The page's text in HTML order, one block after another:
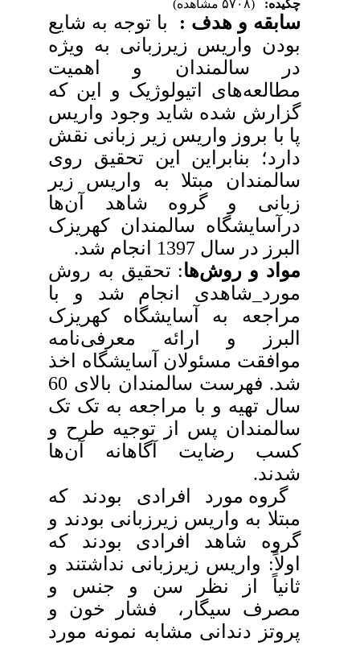
چکیده:
سابقه و هدف : با توجه به شایع
بودن واریس زیرزبانی به ویژه
در سالمندان و اهمیت
مطالعههای اتیولوژیک و این که
گزارش شده شایدوجودواریس
پا با بروز واریس زیر زبانی نقش
دارد؛ بنابراین این تحقیق روی
سالمندان مبتلا به واریس زیر
زبانی و گروه شاهد آنها
درآسایشگاه سالمندان کهریزک
البرز در سال 1397 انجام شد.
مواد و روشها: تحقیق به روش
مورد_شاهدی انجام شد و با
مراجعه به آسایشگاه کهریزک
البرز و ارائه معرفینامه
موافقت مسئولان آسایشگاه اخذ
شد. فهرست سالمندان بالای 60
سال تهیه و با مراجعه به تک تک
سالمندان پس از توجیه طرح و
کسب رضایت آگاهانه آنها
شدند.
گروه مورد افرادی بودند که
مبتلا به واریس زیرزبانی بودند و
گروه شاهد افرادی بودند که
اولاً: واریس زیرزبانی نداشتند و
ثانیاً از نظر سن و جنس و
مصرف سیگار، فشار خون و
پروتز دندانی مشابه نمونه مورد